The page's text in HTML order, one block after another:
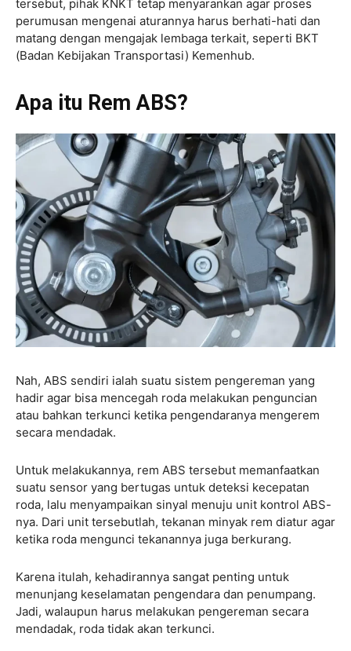
tersebut, pihak KNKT tetap menyarankan agar proses
perumusan mengenai aturannya harus berhati-hati dan
matang dengan mengajak lembaga terkait, seperti BKT
(Badan Kebijakan Transportasi) Kemenhub.
Apa itu Rem ABS?
Nah, ABS sendiri ialah suatu sistem pengereman yang
hadir agar bisa mencegah roda melakukan penguncian
atau bahkan terkunci ketika pengendaranya mengerem
secara mendadak.
Untuk melakukannya, rem ABS tersebut memanfaatkan
suatu sensor yang bertugas untuk deteksi kecepatan
roda, lalu menyampaikan sinyal menuju unit kontrol ABS-
nya. Dari unit tersebutlah, tekanan minyak rem diatur agar
ketika roda mengunci tekanannya juga berkurang.
Karena itulah, kehadirannya sangat penting untuk
menunjang keselamatan pengendara dan penumpang.
Jadi, walaupun harus melakukan pengereman secara
mendadak, roda tidak akan terkunci.